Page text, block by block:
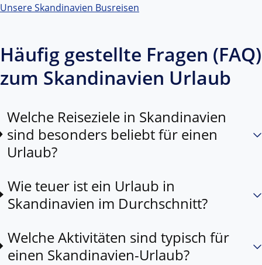
Unsere Skandinavien Busreisen
Häufig gestellte Fragen (FAQ)
zum Skandinavien Urlaub
Welche Reiseziele in Skandinavien
sind besonders beliebt für einen
Urlaub?
Wie teuer ist ein Urlaub in
Skandinavien im Durchschnitt?
Welche Aktivitäten sind typisch für
einen Skandinavien-Urlaub?